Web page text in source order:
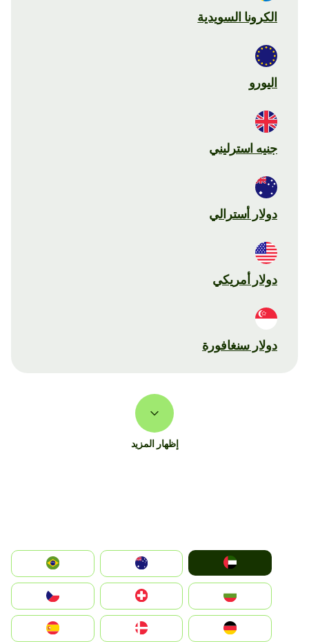
الكرونا السويدية
اليورو
جنيه استرليني
دولار أسترالي
دولار أمريكي
دولار سنغافورة
إظهار المزيد
الإمارات العربية المتحدة
Australia
България
Switzerland
Czechia
Deutschland
Denmark